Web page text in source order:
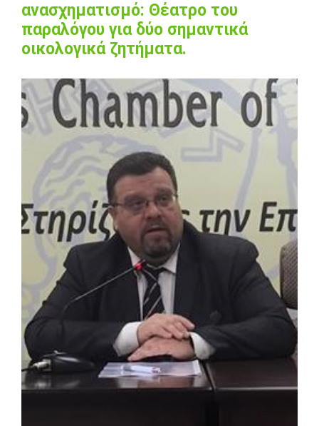
ανασχηματισμό: Θέατρο του
παραλόγου για δύο σημαντικά
οικολογικά ζητήματα.
View
Larger
Image